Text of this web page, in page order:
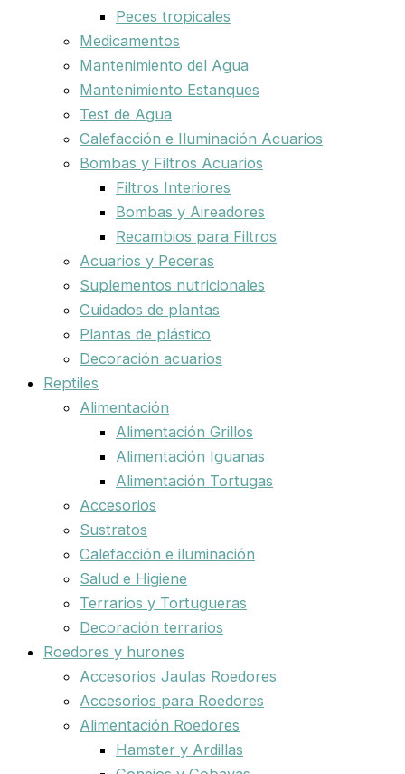
Peces tropicales
Medicamentos
Mantenimiento del Agua
Mantenimiento Estanques
Test de Agua
Calefacción e Iluminación Acuarios
Bombas y Filtros Acuarios
Filtros Interiores
Bombas y Aireadores
Recambios para Filtros
Acuarios y Peceras
Suplementos nutricionales
Cuidados de plantas
Plantas de plástico
Decoración acuarios
Reptiles
Alimentación
Alimentación Grillos
Alimentación Iguanas
Alimentación Tortugas
Accesorios
Sustratos
Calefacción e iluminación
Salud e Higiene
Terrarios y Tortugueras
Decoración terrarios
Roedores y hurones
Accesorios Jaulas Roedores
Accesorios para Roedores
Alimentación Roedores
Hamster y Ardillas